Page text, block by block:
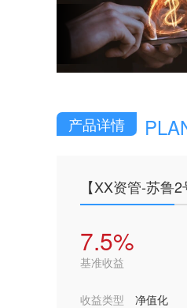
产品详情
【XX资管-苏鲁
7.5%
基准收益
收益类型 净值化